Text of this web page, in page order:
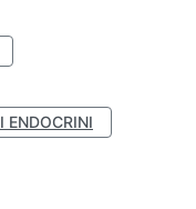
ENDOCRINI